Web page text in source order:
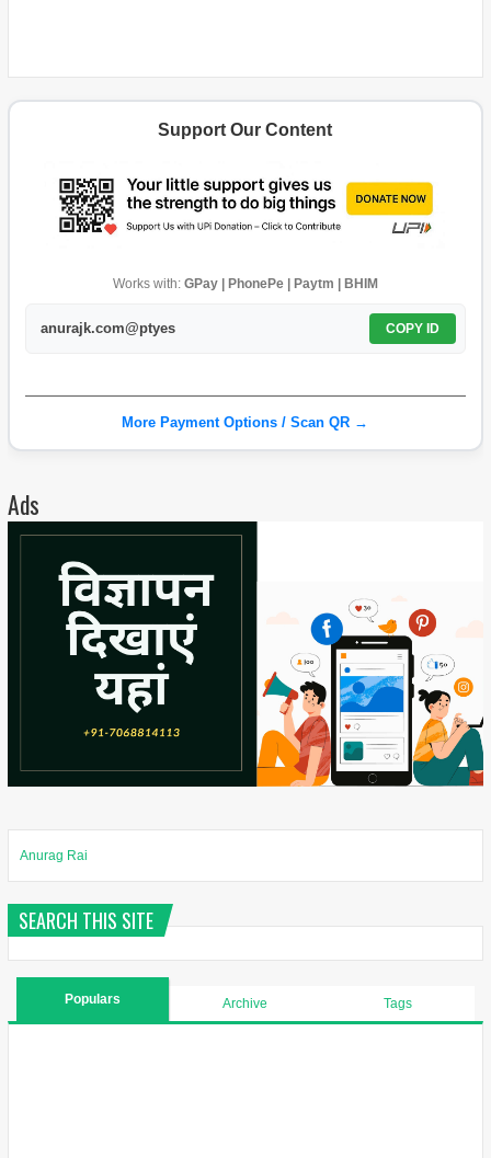
Support Our Content
Works with: GPay | PhonePe | Paytm | BHIM
anurajk.com@ptyes COPY ID
More Payment Options / Scan QR →
Ads
Anurag Rai
SEARCH THIS SITE
Populars Archive Tags